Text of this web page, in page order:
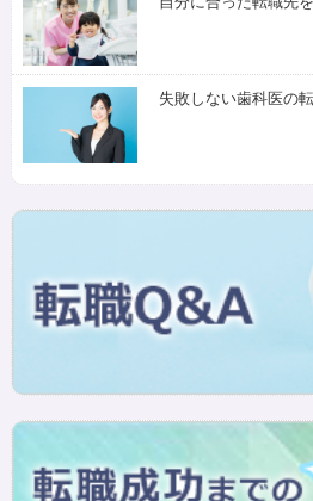
失敗しない歯科医の